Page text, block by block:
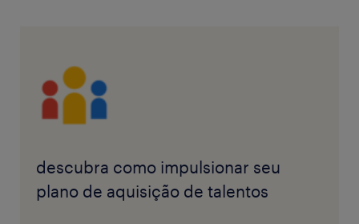
descubra como impulsionar seu
plano de aquisição de talentos